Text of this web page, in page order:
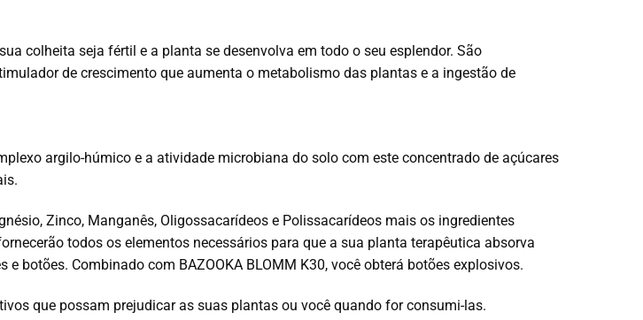
colheita seja fértil e a planta se desenvolva em todo o seu esplendor. São
de crescimento que aumenta o metabolismo das plantas e a ingestão de
argilo-húmico e a atividade microbiana do solo com este concentrado de açúcares
Zinco, Manganês, Oligossacarídeos e Polissacarídeos mais os ingredientes
todos os elementos necessários para que a sua planta terapêutica absorva
botões. Combinado com BAZOOKA BLOMM K30, você obterá botões explosivos.
que possam prejudicar as suas plantas ou você quando for consumi-las.